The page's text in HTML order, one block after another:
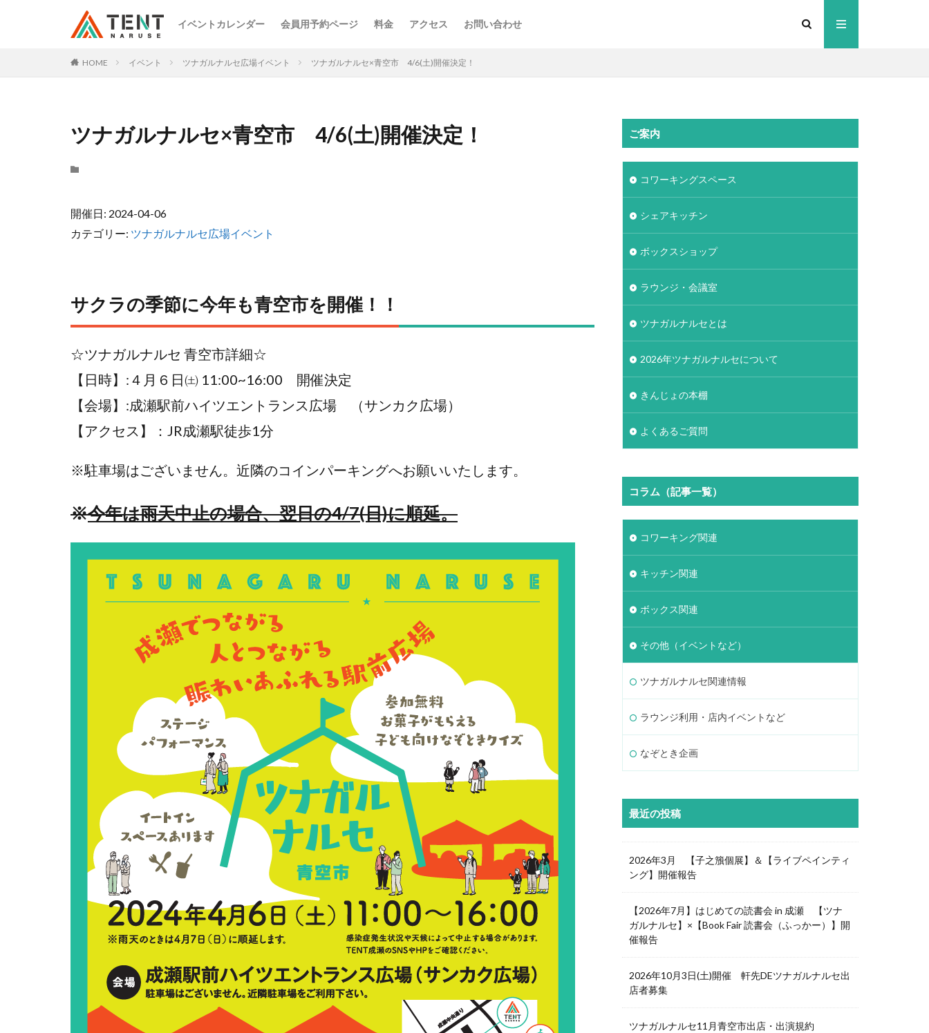
イベントカレンダー 会員用予約ページ 料金 アクセス お問い合わせ
HOME イベント ツナガルナルセ広場イベント ツナガルナルセ×青空市 4/6(土)開催決定！
ツナガルナルセ×青空市 4/6(土)開催決定！
開催日: 2024-04-06
カテゴリー: ツナガルナルセ広場イベント
サクラの季節に今年も青空市を開催！！
☆ツナガルナルセ 青空市詳細☆
【日時】:４月６日㈯ 11:00~16:00 開催決定
【会場】:成瀬駅前ハイツエントランス広場 （サンカク広場）
【アクセス】：JR成瀬駅徒歩1分
※駐車場はございません。近隣のコインパーキングへお願いいたします。
※今年は雨天中止の場合、翌日の4/7(日)に順延。
ご案内
コワーキングスペース
シェアキッチン
ボックスショップ
ラウンジ・会議室
ツナガルナルセとは
2026年ツナガルナルセについて
きんじょの本棚
よくあるご質問
コラム（記事一覧）
コワーキング関連
キッチン関連
ボックス関連
その他（イベントなど）
ツナガルナルセ関連情報
ラウンジ利用・店内イベントなど
なぞとき企画
最近の投稿
2026年3月 【子之籏個展】＆【ライブペインティ
ング】開催報告
【2026年7月】はじめての読書会 in 成瀬 【ツナ
ガルナルセ】×【Book Fair 読書会（ふっかー）】開
催報告
2026年10月3日(土)開催 軒先DEツナガルナルセ出
店者募集
ツナガルナルセ11月青空市出店・出演規約